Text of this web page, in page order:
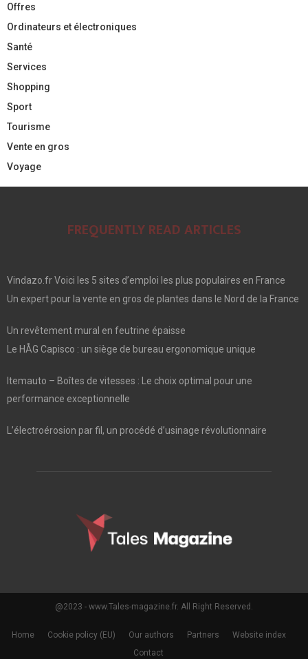
Offres
Ordinateurs et électroniques
Santé
Services
Shopping
Sport
Tourisme
Vente en gros
Voyage
FREQUENTLY READ ARTICLES
Vindazo.fr Voici les 5 sites d’emploi les plus populaires en France
Un expert pour la vente en gros de plantes dans le Nord de la France
Un revêtement mural en feutrine épaisse
Le HÅG Capisco : un siège de bureau ergonomique unique
Itemauto – Boîtes de vitesses : Le choix optimal pour une
performance exceptionnelle
L’électroérosion par fil, un procédé d’usinage révolutionnaire
@2023 - www.Tales-magazine.fr. All Right Reserved.
Home Cookie policy (EU) Our authors Partners
Website index
Contact